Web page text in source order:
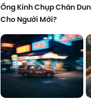
Ống Kính Chụp Chân
Cho Người Mới?